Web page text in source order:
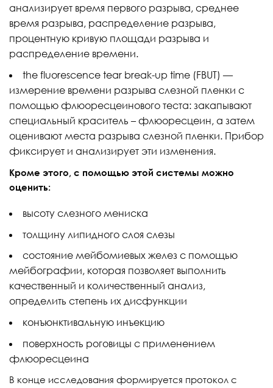
анализирует время первого разрыва, среднее
время разрыва, распределение разрыва,
процентную кривую площади разрыва и
распределение времени.
the fluorescence tear break-up time (FBUT) —
измерение времени разрыва слезной пленки с
помощью флюоресцеинового теста: закапывают
специальный краситель – флюоресцеин, а затем
оценивают места разрыва слезной пленки. Прибор
фиксирует и анализирует эти изменения.
Кроме этого, с помощью этой системы можно
оценить:
высоту слезного мениска
толщину липидного слоя слезы
состояние мейбомиевых желез с помощью
мейбографии, которая позволяет выполнить
качественный и количественный анализ,
определить степень их дисфункции
конъюнктивальную инъекцию
поверхность роговицы с применением
флюоресцеина
В конце исследования формируется протокол с